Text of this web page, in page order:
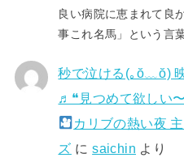
良い病院に恵まれて良
事これ名馬」という言
秒で泣ける(⁠｡⁠ŏ⁠﹏⁠ŏ⁠)
♬❝見つめて欲しい
カリブの熱い夜
ズ にsaichin より